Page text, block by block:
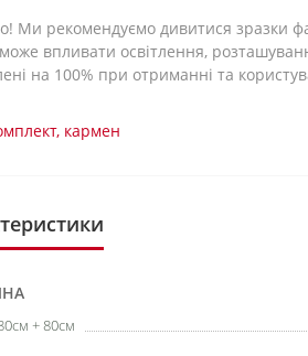
Ми рекомендуємо дивитися зразки
впливати освітлення,
на 100% при отриманні та
, кармен
+ 80см